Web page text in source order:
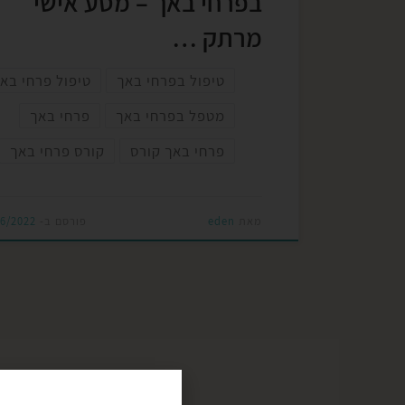
מרתק …
טיפול בפרחי באך
טיפול פרחי
מטפל בפרחי באך
פרחי באך
פרחי באך קורס
קורס פרחי באך
eden
2022